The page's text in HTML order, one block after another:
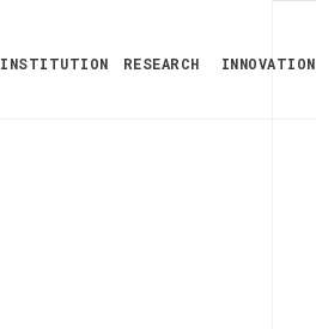
INSTITUTION RESEARCH INNOVATION